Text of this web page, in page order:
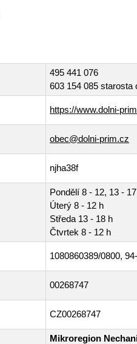
495 441 076
603 154 085 starosta
https://www.dolni-
obec@dolni-prim.cz
njha38f
Pondělí 8 - 12, 13 -
Úterý 8 - 12 h
Středa 13 - 18 h
Čtvrtek 8 - 12 h
1080860389/0800,
00268747
CZ00268747
Mikroregion